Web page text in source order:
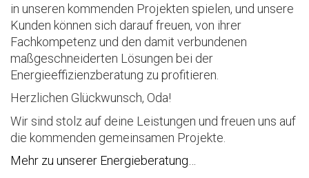
in unseren kommenden Projekten spielen, und unsere
Kunden können sich darauf freuen, von ihrer
Fachkompetenz und den damit verbundenen
maßgeschneiderten Lösungen bei der
Energieeffizienzberatung zu profitieren.
Herzlichen Glückwunsch, Oda!
Wir sind stolz auf deine Leistungen und freuen uns auf
die kommenden gemeinsamen Projekte.
Mehr zu unserer Energieberatung…